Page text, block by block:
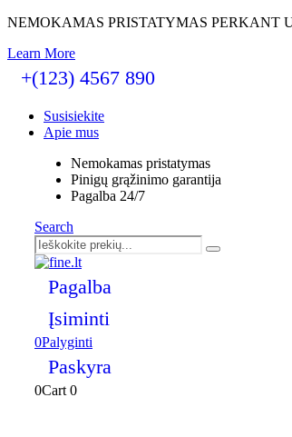
NEMOKAMAS PRISTATYMAS PERKANT
Learn More
+(123) 4567 890
Susisiekite
Apie mus
Nemokamas pristatymas
Pinigų grąžinimo garantija
Pagalba 24/7
Search
Pagalba
Įsiminti
0Palyginti
Paskyra
0Cart 0